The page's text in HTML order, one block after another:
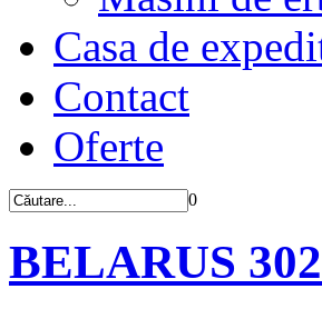
Casa de
Contact
Oferte
0
BELARUS